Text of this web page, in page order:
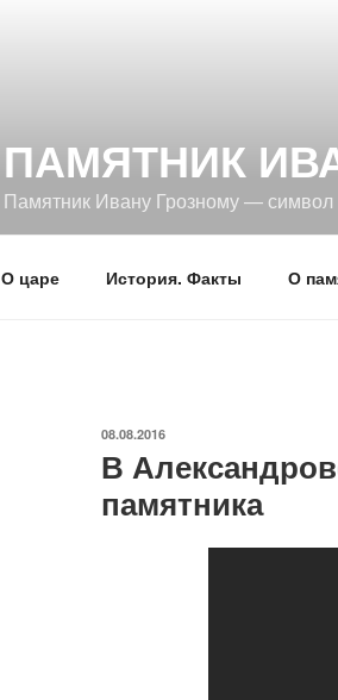
ПАМЯТНИК
Памятник Ивану Грозному — символ
О царе История. Факты О
ОПУБЛИКОВАНО
08.08.2016
В
памятника